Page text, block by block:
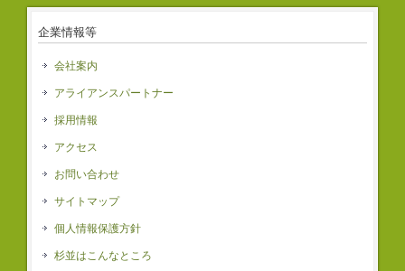
企業情報等
会社案内
アライアンスパートナー
採用情報
アクセス
お問い合わせ
サイトマップ
個人情報保護方針
杉並はこんなところ